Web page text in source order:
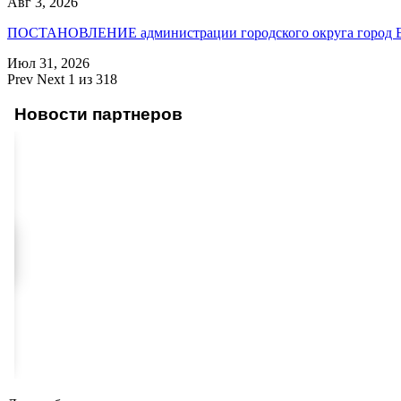
ПОСТАНОВЛЕНИЕ администрации городского округа город
Июл 31, 2026
Prev Next 1 из 318
Новости партнеров